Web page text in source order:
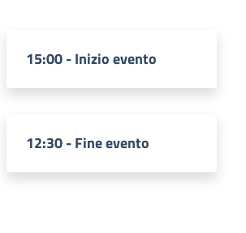
15:00 - Inizio evento
12:30 - Fine evento